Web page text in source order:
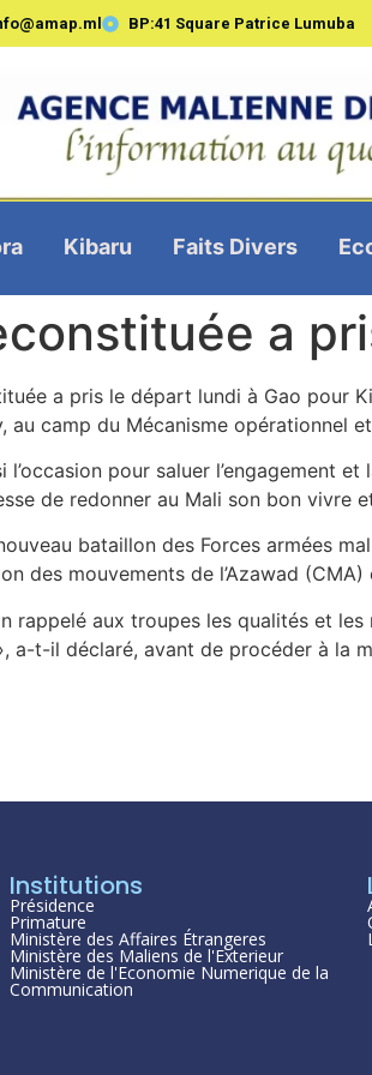
BP:41 Square Patrice Lumuba
Kibaru Faits Divers
a
a pris le départ lundi à Gao pour
au camp du Mécanisme opérationnel
l’occasion pour saluer l’engagement
de redonner au Mali son bon vivre
bataillon des Forces armées
des mouvements de l’Azawad
rappelé aux troupes les qualités et
a-t-il déclaré, avant de procéder à la
Institutions
Présidence
Primature
Ministère des Affaires Étrangeres
Ministère des Maliens de l'Exterieur
Ministère de l'Economie Numerique de la
Communication